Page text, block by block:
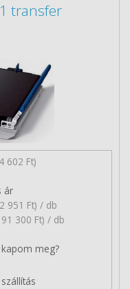
transfer
602 Ft)
ár
951 Ft) / db
300 Ft) / db
meg?